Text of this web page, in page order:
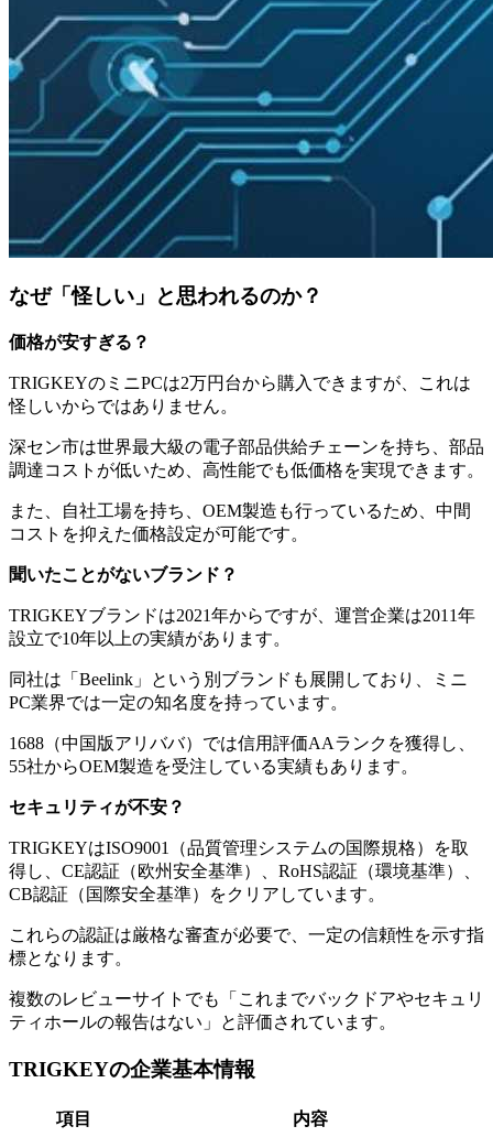
なぜ「怪しい」と思われるのか？
価格が安すぎる？
TRIGKEYのミニPCは2万円台から購入できますが、これは
怪しいからではありません。
深セン市は世界最大級の電子部品供給チェーンを持ち、部品
調達コストが低いため、高性能でも低価格を実現できます。
また、自社工場を持ち、OEM製造も行っているため、中間
コストを抑えた価格設定が可能です。
聞いたことがないブランド？
TRIGKEYブランドは2021年からですが、運営企業は2011年
設立で10年以上の実績があります。
同社は「Beelink」という別ブランドも展開しており、ミニ
PC業界では一定の知名度を持っています。
1688（中国版アリババ）では信用評価AAランクを獲得し、
55社からOEM製造を受注している実績もあります。
セキュリティが不安？
TRIGKEYはISO9001（品質管理システムの国際規格）を取
得し、CE認証（欧州安全基準）、RoHS認証（環境基準）、
CB認証（国際安全基準）をクリアしています。
これらの認証は厳格な審査が必要で、一定の信頼性を示す指
標となります。
複数のレビューサイトでも「これまでバックドアやセキュリ
ティホールの報告はない」と評価されています。
TRIGKEYの企業基本情報
項目
内容